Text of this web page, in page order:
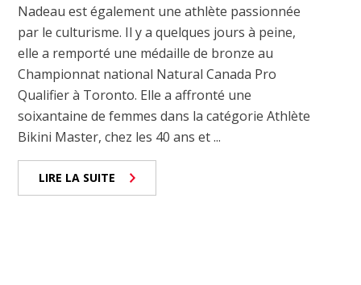
Nadeau est également une athlète passionnée
par le culturisme. Il y a quelques jours à peine,
elle a remporté une médaille de bronze au
Championnat national Natural Canada Pro
Qualifier à Toronto. Elle a affronté une
soixantaine de femmes dans la catégorie Athlète
Bikini Master, chez les 40 ans et ...
LIRE LA SUITE